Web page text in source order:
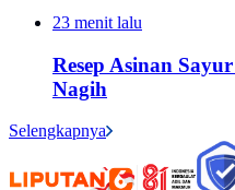
23 menit lalu
Resep Asinan
Nagih
Selengkapnya